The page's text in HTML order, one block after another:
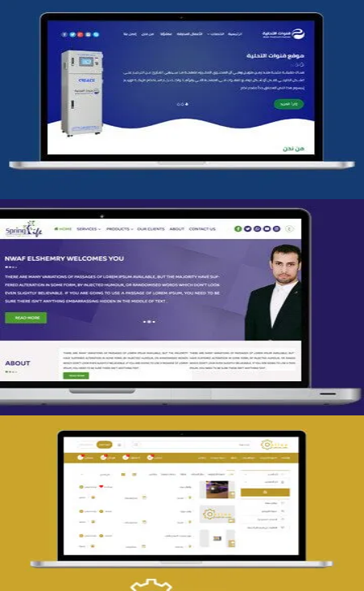
شركة قنوات التحليه
التفاصيل
تصميم spring life
تصميم حراج مهنى
التفاصيل